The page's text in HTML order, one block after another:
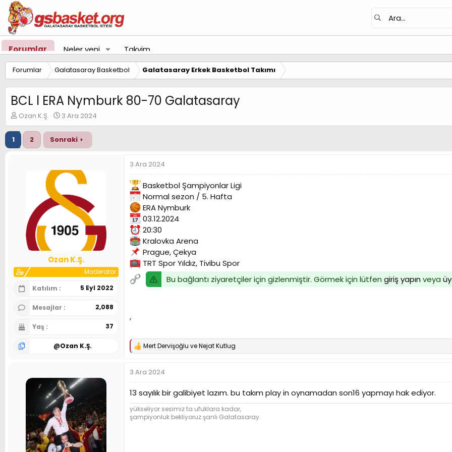
Forumlar Neler yeni Takvim
Forumlar Galatasaray Basketbol Galatasaray Erkek Basketbol Takımı
BCL l ERA Nymburk 80-70 Galatasaray
K
o
n
u
y
Ozan K.Ş.
B
a
ş
l
a
g
t
a
i
h
3 Ara 2024
1 2 Sonraki
Ozan K.Ş.
Moderator
Katılım
5 Eyl 2022
Mesajlar 2,088
Yaş 37
@Ozan K.Ş.
3 Ara 2024
Basketbol Şampiyonlar Ligi
Normal sezon / 5. Hafta
ERA Nymburk
03.12.2024
20:30
Kralovka Arena
Prague, Çekya
TRT Spor Yıldız, Tivibu Spor
Bu bağlantı ziyaretçiler için gizlenmiştir. Görmek için lütfen giriş yapınveya
,
T
k
i
l
e
r
:
Mert Dervişoğlu veNejat Kutlug
3 Ara 2024
13 sayılık bir galibiyet lazım. bu takım play in oynamadan son16 yapmayı hak ediyor.
yükseliyor sesimiz ta ufuklara kadar,
şampiyonluk bekliyoruz şanlı Galatasaray.